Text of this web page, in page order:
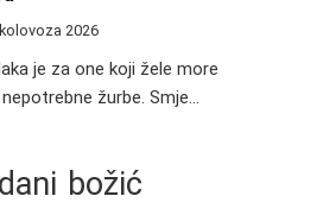
2026
je za one koji žele more
žurbe. Smje...
božić